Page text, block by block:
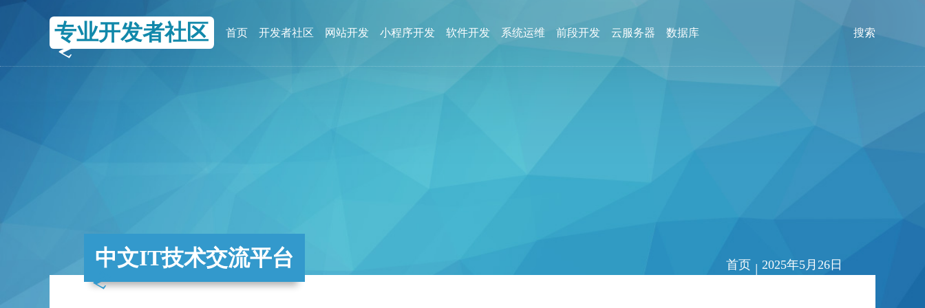
专业开发者社区 首页 开发者社区 网站开发 小程序开发 软件开发 系统运维 前段开发 云服务器 数据库 搜索
中文IT技术交流平台 首页 | 2025年5月26日